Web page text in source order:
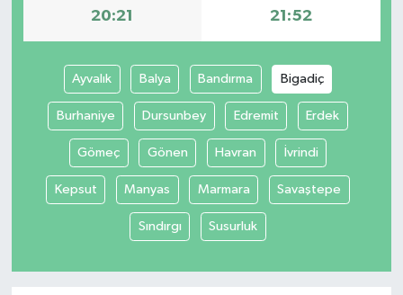
20:21 21:52
Ayvalık Balya Bandırma Bigadiç
Burhaniye Dursunbey Edremit Erdek
Gömeç Gönen Havran İvrindi
Kepsut Manyas Marmara Savaştepe
Sındırgı Susurluk